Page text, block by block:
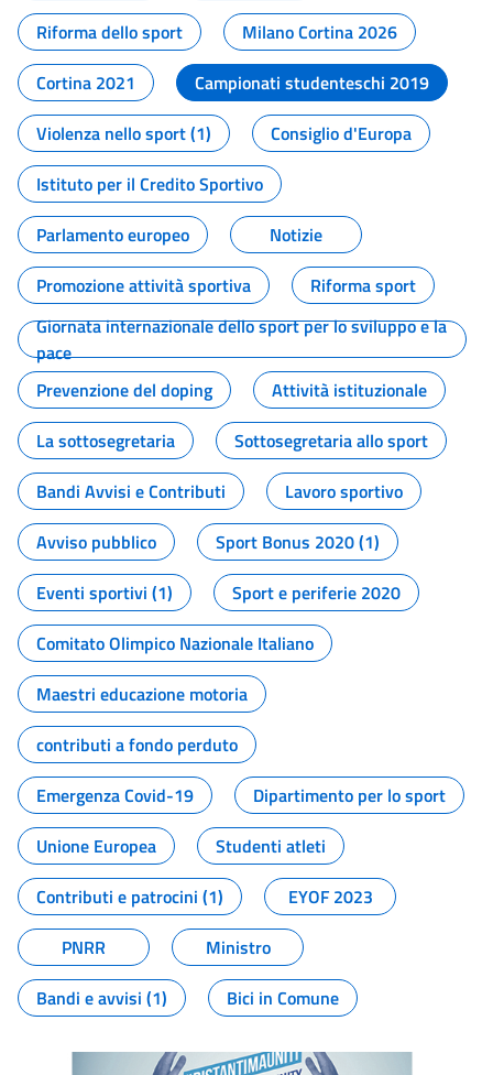
Riforma dello sport
Milano Cortina 2026
Cortina 2021
Campionati studenteschi 2019
Violenza nello sport (1)
Consiglio d'Europa
Istituto per il Credito Sportivo
Parlamento europeo
Notizie
Promozione attività sportiva
Riforma sport
Giornata internazionale dello sport per lo sviluppo e la
pace
Prevenzione del doping
Attività istituzionale
La sottosegretaria
Sottosegretaria allo sport
Bandi Avvisi e Contributi
Lavoro sportivo
Avviso pubblico
Sport Bonus 2020 (1)
Eventi sportivi (1)
Sport e periferie 2020
Comitato Olimpico Nazionale Italiano
Maestri educazione motoria
contributi a fondo perduto
Emergenza Covid-19
Dipartimento per lo sport
Unione Europea
Studenti atleti
Contributi e patrocini (1)
EYOF 2023
PNRR
Ministro
Bandi e avvisi (1)
Bici in Comune